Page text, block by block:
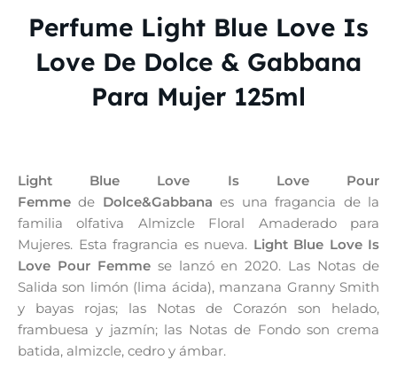
Perfume Light Blue Love Is
Love De Dolce & Gabbana
Para Mujer 125ml
Light Blue Love Is Love Pour
Femme de Dolce&Gabbana es una fragancia de la
familia olfativa Almizcle Floral Amaderado para
Mujeres. Esta fragrancia es nueva. Light Blue Love Is
Love Pour Femmese lanzó en 2020. Las Notas de
Salida son limón (lima ácida), manzana Granny Smith
y bayas rojas; las Notas de Corazón son helado,
frambuesa y jazmín; las Notas de Fondo son crema
batida, almizcle, cedro y ámbar.